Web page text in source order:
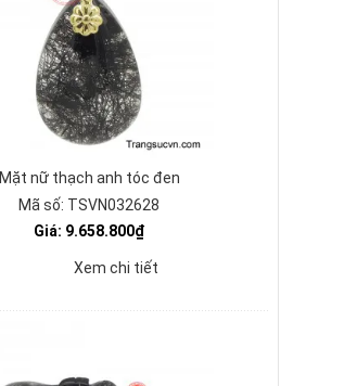
Mặt nữ thạch anh tóc đen
Mã số: TSVN032628
Giá: 9.658.800₫
Xem chi tiết